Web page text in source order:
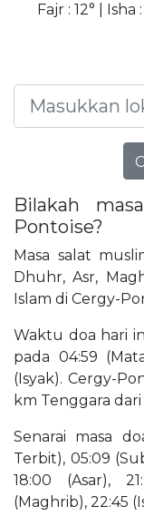
Fajr : 12° | Isha :
Bilakah
Pontoise?
Masa salat
Dhuhr, Asr,
Islam di Cergy-
Waktu doa hari
pada 04:59
(Isyak). Cergy-
km Tenggara
Senarai masa
Terbit), 05:09
18:00 (Asar),
(Maghrib), 22:45